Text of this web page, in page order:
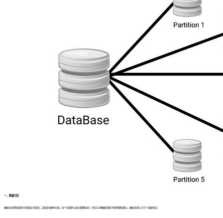
一、数据分区
数据分区是将表或索引分割成较小的部分，这些部分被称为分区。每个分区都可以独立管理和访问，并且可以将数据存储在不同的物理设备上。数据分区有以下几个主要的优点：